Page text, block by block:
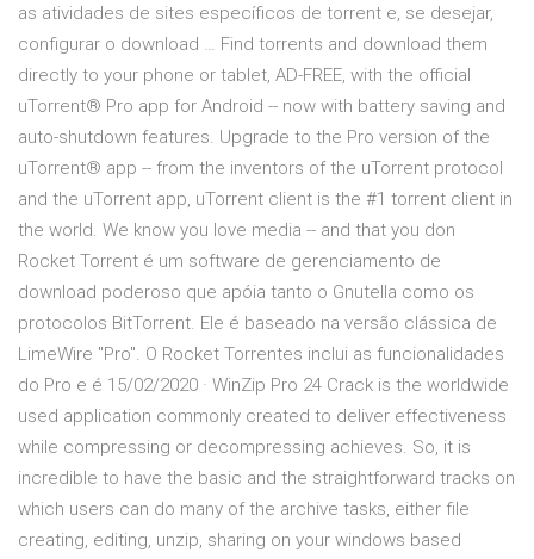
as atividades de sites específicos de torrent e, se desejar,
configurar o download … Find torrents and download them
directly to your phone or tablet, AD-FREE, with the official
uTorrent® Pro app for Android -- now with battery saving and
auto-shutdown features. Upgrade to the Pro version of the
uTorrent® app -- from the inventors of the uTorrent protocol
and the uTorrent app, uTorrent client is the #1 torrent client in
the world. We know you love media -- and that you don
Rocket Torrent é um software de gerenciamento de
download poderoso que apóia tanto o Gnutella como os
protocolos BitTorrent. Ele é baseado na versão clássica de
LimeWire "Pro". O Rocket Torrentes inclui as funcionalidades
do Pro e é 15/02/2020 · WinZip Pro 24 Crack is the worldwide
used application commonly created to deliver effectiveness
while compressing or decompressing achieves. So, it is
incredible to have the basic and the straightforward tracks on
which users can do many of the archive tasks, either file
creating, editing, unzip, sharing on your windows based